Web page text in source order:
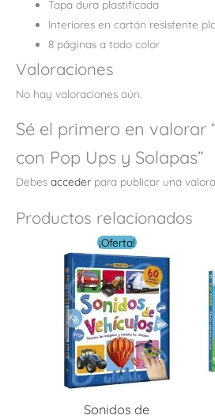
Tapa dura plastificada
Interiores en cartón resistente
8 páginas a todo color
Valoraciones
No hay valoraciones aún.
Sé el primero en valorar
con Pop Ups y Solapas”
Debes acceder para publicar una
Productos relacionados
¡Oferta!
Sonidos de
El
precio
original
era:
$ 39.00.
precio
es:
$ 11.70.